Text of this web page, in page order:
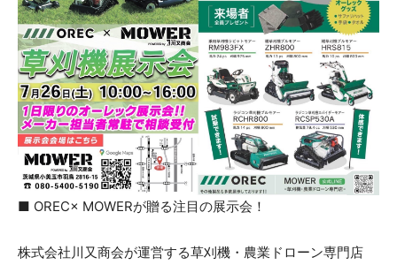
■ OREC× MOWERが贈る注目の展示会！
株式会社川又商会が運営する草刈機・農業ドローン専門店